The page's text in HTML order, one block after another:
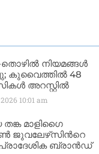
നിയമങ്ങൾ
കുവൈത്തിൽ 48
അറസ്റ്റിൽ
10:01 am
മാളിഗൈ
ജുവലേഴ്‌സിന്‍റെ
ബ്രാന്‍ഡ്